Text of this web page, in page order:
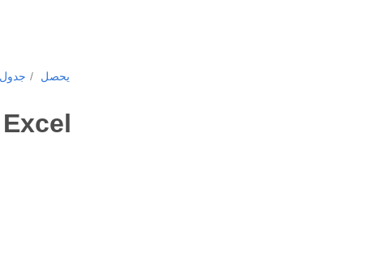
يحصل
احصل على جدول محوري في ورقة عمل Excel